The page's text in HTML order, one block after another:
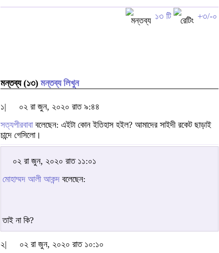
১৩ টি +৩/-০
মন্তব্য (১৩) মন্তব্য লিখুন
১|
০২ রা জুন, ২০২০ রাত ৯:৪৪
সত্যপীরবাবাবলেছেন: এইটা কোন ইতিহাস হইল? আমাদের সাইদী রকেট ছাড়াই
চান্দে গেসিলো।
০২ রা জুন, ২০২০ রাত ১১:০১
মোহাম্মদ আলী আকন্দ বলেছেন:
তাই না কি?
২|
০২ রা জুন, ২০২০ রাত ১০:১০